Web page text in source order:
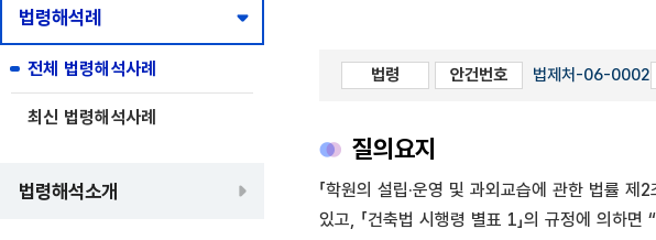
법령해석례
전체 법령해석사례
최신 법령해석사례
법령해석소개
법령 안건번호 법제처-06-0002
질의요지
「학원의 설립·운영 및 과외교습에 관한 법률 제
있고, 「건축법 시행령 별표 1」의 규정에 의하